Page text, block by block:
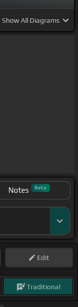
ShowAll Diagrams
Notes Beta
Edit
Traditional